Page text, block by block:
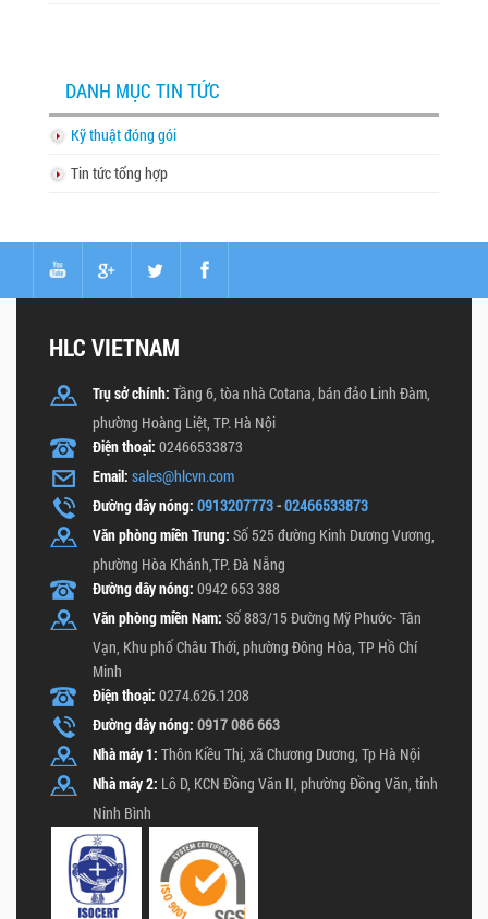
DANH MỤC TIN TỨC
Kỹ thuật đóng gói
Tin tức tổng hợp
HLC VIETNAM
Trụ sở chính: Tầng 6, tòa nhà Cotana, bán đảo Linh Đàm,
phường Hoàng Liệt, TP. Hà Nội
Điện thoại: 02466533873
Email: sales@hlcvn.com
Đường dây nóng: 0913207773-02466533873
Văn phòng miền Trung: Số 525 đường Kinh Dương Vương,
phường Hòa Khánh,TP. Đà Nẵng
Đường dây nóng: 0942 653 388
Văn phòng miền Nam: Số 883/15 Đường Mỹ Phước- Tân
Vạn, Khu phố Châu Thới, phường Đông Hòa, TP Hồ Chí
Minh
Điện thoại: 0274.626.1208
Đường dây nóng: 0917 086 663
Nhà máy 1: Thôn Kiều Thị, xã Chương Dương, Tp Hà Nội
Nhà máy 2: Lô D, KCN Đồng Văn II, phường Đồng Văn, tỉnh
Ninh Bình